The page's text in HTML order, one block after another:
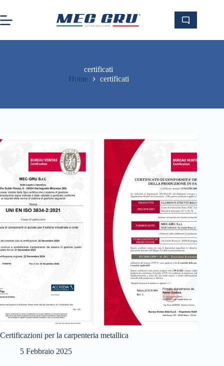
contenuto
certificati
Home
certificati
Certificazioni per la carpenteria metallica
5 Febbraio 2025